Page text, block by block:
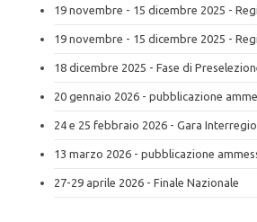
19 novembre - 15 dicembre 2025 -
19 novembre - 15 dicembre 2025 -
18 dicembre 2025 - Fase di
20 gennaio 2026 - pubblicazione
24 e 25 febbraio 2026 - Gara
13 marzo 2026 - pubblicazione
27-29 aprile 2026 - Finale Nazionale